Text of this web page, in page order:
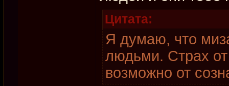
Цитата:
Я думаю, что
людьми. Страх
возможно от